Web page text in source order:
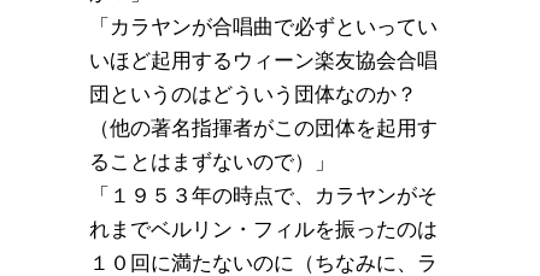
「カラヤンが合唱曲で必ずといってい
いほど起用するウィーン楽友協会合唱
団というのはどういう団体なのか？
（他の著名指揮者がこの団体を起用す
ることはまずないので）」
「１９５３年の時点で、カラヤンがそ
れまでベルリン・フィルを振ったのは
１０回に満たないのに（ちなみに、ラ